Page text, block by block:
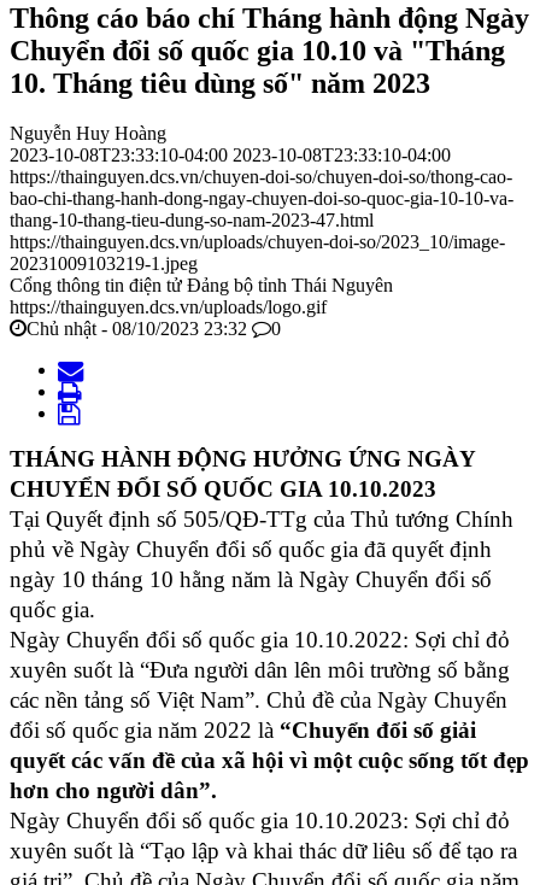
Thông cáo báo chí Tháng hành động Ngày
Chuyển đổi số quốc gia 10.10 và "Tháng
10. Tháng tiêu dùng số" năm 2023
Nguyễn Huy Hoàng
2023-10-08T23:33:10-04:00 2023-10-08T23:33:10-04:00
https://thainguyen.dcs.vn/chuyen-doi-so/chuyen-doi-so/thong-cao-
bao-chi-thang-hanh-dong-ngay-chuyen-doi-so-quoc-gia-10-10-va-
thang-10-thang-tieu-dung-so-nam-2023-47.html
https://thainguyen.dcs.vn/uploads/chuyen-doi-so/2023_10/image-
20231009103219-1.jpeg
Cổng thông tin điện tử Đảng bộ tỉnh Thái Nguyên
https://thainguyen.dcs.vn/uploads/logo.gif
Chủ nhật - 08/10/2023 23:32
0
THÁNG HÀNH ĐỘNG HƯỞNG ỨNG NGÀY
CHUYỂN ĐỔI SỐ QUỐC GIA 10.10.2023
Tại Quyết định số 505/QĐ-TTg của Thủ tướng Chính
phủ về Ngày Chuyển đổi số quốc gia đã quyết định
ngày 10 tháng 10 hằng năm là Ngày Chuyển đổi số
quốc gia.
Ngày Chuyển đổi số quốc gia 10.10.2022: Sợi chỉ đỏ
xuyên suốt là “Đưa người dân lên môi trường số bằng
các nền tảng số Việt Nam”. Chủ đề của Ngày Chuyển
đổi số quốc gia năm 2022 là “Chuyển đổi số giải
quyết các vấn đề của xã hội vì một cuộc sống tốt đẹp
hơn cho người dân”.
Ngày Chuyển đổi số quốc gia 10.10.2023: Sợi chỉ đỏ
xuyên suốt là “Tạo lập và khai thác dữ liêu số để tạo ra